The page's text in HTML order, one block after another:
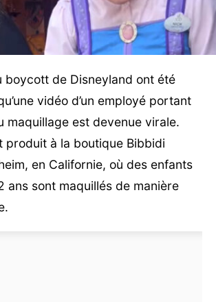
boycott de Disneyland ont été
vidéo d’un employé portant
maquillage est devenue virale.
produit à la boutique Bibbidi
en Californie, où des enfants
ans sont maquillés de manière